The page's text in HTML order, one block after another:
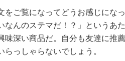
ご覧になってどうお感じになっ
なんのステマだ！？」というあ
味深い商品だ。自分も友達に推
らっしゃらないでしょう。